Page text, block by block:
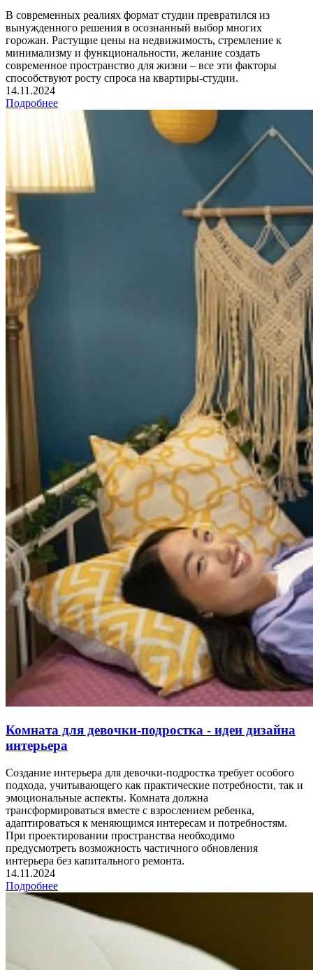
В современных реалиях формат студии превратился из
вынужденного решения в осознанный выбор многих
горожан. Растущие цены на недвижимость, стремление к
минимализму и функциональности, желание создать
современное пространство для жизни – все эти факторы
способствуют росту спроса на квартиры-студии.
14.11.2024
Подробнее
Комната для девочки-подростка - идеи дизайна
интерьера
Создание интерьера для девочки-подростка требует особого
подхода, учитывающего как практические потребности, так и
эмоциональные аспекты. Комната должна
трансформироваться вместе с взрослением ребенка,
адаптироваться к меняющимся интересам и потребностям.
При проектировании пространства необходимо
предусмотреть возможность частичного обновления
интерьера без капитального ремонта.
14.11.2024
Подробнее